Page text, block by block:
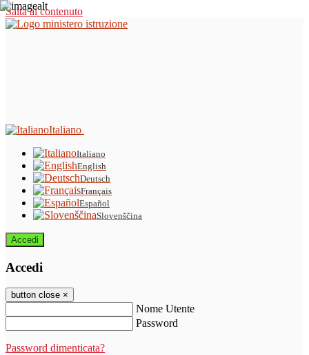
Salta al contenuto
Italiano
Italiano
English
Deutsch
Français
Español
Slovenščina
Accedi
Accedi
button close ×
Nome Utente
Password
Password dimenticata?